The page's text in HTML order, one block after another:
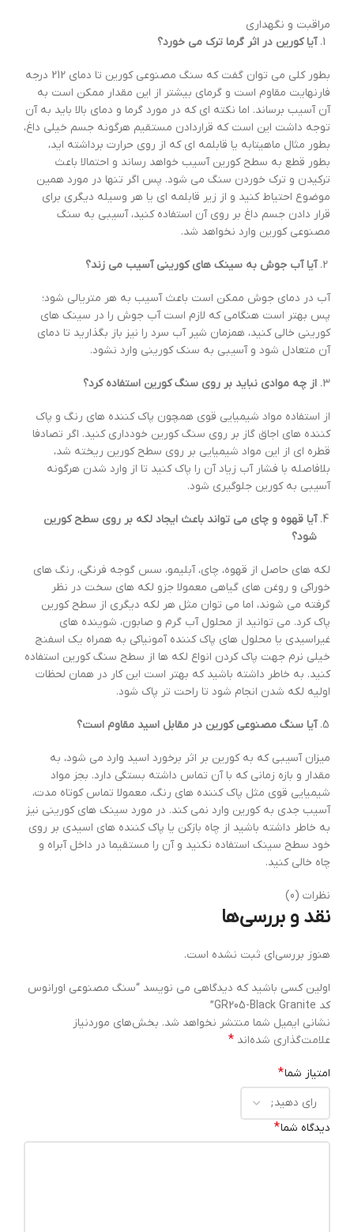
مراقبت و نگهداری
آیا کورین در اثر گرما ترک می خورد؟
بطور کلی می توان گفت که سنگ مصنوعی کورین تا دمای 212 درجه
فارنهایت مقاوم است و گرمای بیشتر از این مقدار ممکن است به
آن آسیب برساند. اما نکته ای که در مورد گرما و دمای بالا باید به آن
توجه داشت این است که قراردادن مستقیم هرگونه جسم خیلی داغ،
بطور مثال ماهیتابه یا قابلمه ای که از روی حرارت برداشته اید،
بطور قطع به سطح کورین آسیب خواهد رساند و احتمالا باعث
ترکیدن و ترک خوردن سنگ می شود. پس اگر تنها در مورد همین
موضوع احتیاط کنید و از زیر قابلمه ای یا هر وسیله دیگری برای
قرار دادن جسم داغ بر روی آن استفاده کنید، آسیبی به سنگ
مصنوعی کورین وارد نخواهد شد.
آیا آب جوش به سینک های کورینی آسیب می زند؟
آب در دمای جوش ممکن است باعث آسیب به هر متریالی شود؛
پس بهتر است هنگامی که لازم است آب جوش را در سینک های
کورینی خالی کنید، همزمان شیر آب سرد را نیز باز بگذارید تا دمای
آن متعادل شود و آسیبی به سنک کورینی وارد نشود.
از چه موادی نباید بر روی سنگ کورین استفاده کرد؟
از استفاده مواد شیمیایی قوی همچون پاک کننده های رنگ و پاک
کننده های اجاق گاز بر روی سنگ کورین خودداری کنید. اگر تصادفا
قطره ای از این مواد شیمیایی بر روی سطح کورین ریخته شد،
بلافاصله با فشار آب زیاد آن را پاک کنید تا از وارد شدن هرگونه
آسیبی به کورین جلوگیری شود.
آیا قهوه و چای می تواند باعث ایجاد لکه بر روی سطح کورین
شود؟
لکه های حاصل از قهوه، چای، آبلیمو، سس گوجه فرنگی، رنگ های
خوراکی و روغن های گیاهی معمولا جزو لکه های سخت در نظر
گرفته می شوند، اما می توان مثل هر لکه دیگری از سطح کورین
پاک کرد. می توانید از محلول آب گرم و صابون، شوینده های
غیراسیدی یا محلول های پاک کننده آمونیاکی به همراه یک اسفنج
خیلی نرم جهت پاک کردن انواع لکه ها از سطح سنگ کورین استفاده
کنید. به خاطر داشته باشید که بهتر است این کار در همان لحظات
اولیه لکه شدن انجام شود تا راحت تر پاک شود.
آیا سنگ مصنوعی کورین در مقابل اسید مقاوم است؟
میزان آسیبی که به کورین بر اثر برخورد اسید وارد می شود، به
مقدار و بازه زمانی که با آن تماس داشته بستگی دارد. بجز مواد
شیمیایی قوی مثل پاک کننده های رنگ، معمولا تماس کوتاه مدت،
آسیب جدی به کورین وارد نمی کند. در مورد سینک های کورینی نیز
به خاطر داشته باشید از چاه بازکن یا پاک کننده های اسیدی بر روی
خود سطح سینک استفاده نکنید و آن را مستقیما در داخل آبراه و
چاه خالی کنید.
نظرات (0)
نقد و بررسی‌ها
هنوز بررسی‌ای ثبت نشده است.
اولین کسی باشید که دیدگاهی می نویسد “سنگ مصنوعی اورانوس
کد GR205-Black Granite”
نشانی ایمیل شما منتشر نخواهد شد. بخش‌های موردنیاز
علامت‌گذاری شده‌اند *
امتیاز شما*
دیدگاه شما*